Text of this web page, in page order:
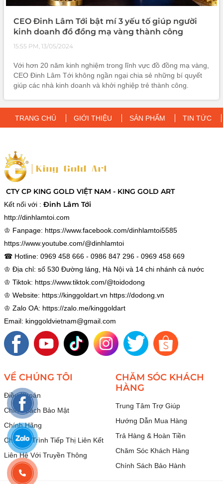
CEO Đinh Lâm Tới bật mí 3 yếu tố giúp người
kinh doanh đồ đồng mạ vàng thành công
15:55 PM, 13/05/2024
Với hơn 20 năm kinh nghiệm trong lĩnh vực đồ đồng mạ vàng,
CEO Đinh Lâm Tới không ngần ngại chia sẻ những bí quyết
giúp các nhà kinh doanh và khởi nghiệp trẻ thành công.
TRANG CHỦ GIỚI THIỆU SẢN PHẨM TIN TỨC
CTY CP KING GOLD VIỆT NAM - KING GOLD ART
Kết nối với : Đinh Lâm Tới
http://dinhlamtoi.com
♔ Fanpage: https://www.facebook.com/dinhlamtoi5585
https://www.youtube.com/@dinhlamtoi
☎ Hotline: 0969 458 666 - 0986 847 296 - 0969 458 669
♔ Địa chỉ: số 530 Đường láng, Hà Nội và 14 chi nhánh cả nước
♔ Tiktok: https://www.tiktok.com/@toidodong
♔ Website: https://kinggoldart.vn https://dodong.vn
♔ Zalo OA: https://zalo.me/kinggoldart
Email: kinggoldvietnam@gmail.com
VỀ CHÚNG TÔI
Điều Khoản
Chính Sách Bảo Mật
Chính Hãng
Chương Trình Tiếp Thị Liên Kết
Liên Hệ Với Truyền Thông
CHĂM SÓC KHÁCH
HÀNG
Trung Tâm Trợ Giúp
Hướng Dẫn Mua Hàng
Trả Hàng & Hoàn Tiền
Chăm Sóc Khách Hàng
Chính Sách Bảo Hành